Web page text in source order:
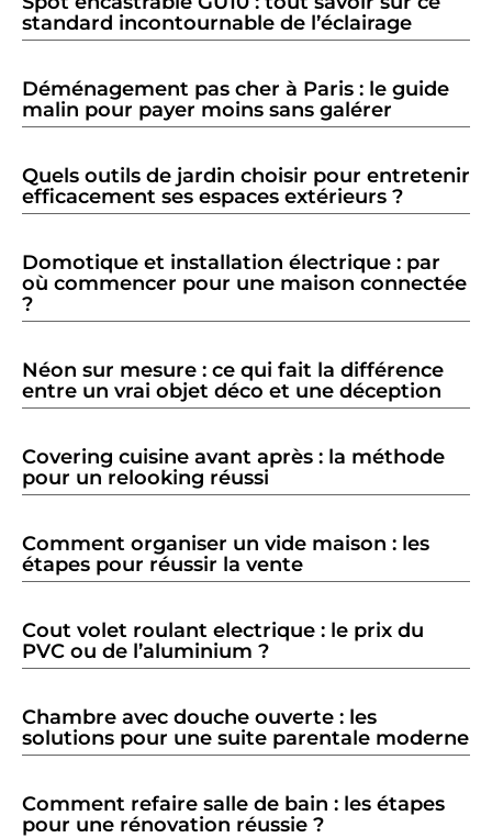
standard incontournable de l’éclairage
Déménagement pas cher à Paris : le guide
malin pour payer moins sans galérer
Quels outils de jardin choisir pour entretenir
efficacement ses espaces extérieurs ?
Domotique et installation électrique : par
où commencer pour une maison connectée
?
Néon sur mesure : ce qui fait la différence
entre un vrai objet déco et une déception
Covering cuisine avant après : la méthode
pour un relooking réussi
Comment organiser un vide maison : les
étapes pour réussir la vente
Cout volet roulant electrique : le prix du
PVC ou de l’aluminium ?
Chambre avec douche ouverte : les
solutions pour une suite parentale moderne
Comment refaire salle de bain : les étapes
pour une rénovation réussie ?